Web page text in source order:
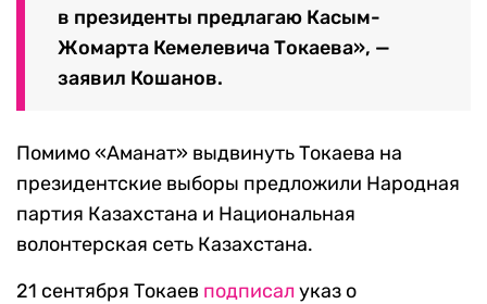
в президенты предлагаю Касым-
Жомарта Кемелевича Токаева», —
заявил Кошанов.
Помимо «Аманат» выдвинуть Токаева на
президентские выборы предложили Народная
партия Казахстана и Национальная
волонтерская сеть Казахстана.
21 сентября Токаев подписал указ о